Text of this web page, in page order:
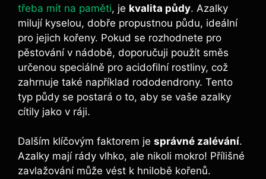
třeba mít na paměti, je kvalita ‌půdy. Azalky
milují kyselou, dobře propustnou půdu, ‌ideální
pro jejich kořeny. Pokud se rozhodnete pro
pěstování v nádobě,​ doporučuji použít směs
určenou ⁢speciálně pro acidofilní rostliny, což
zahrnuje také⁤ například rododendrony. ‍Tento
‍typ půdy⁢ se postará o to, aby se ⁢vaše azalky⁤
cítily jako v ​ráji.
Dalším klíčovým faktorem je správné zalévání.
Azalky mají rády vlhko, ale‌ nikoli mokro! Přílišné
zavlažování může vést k hnilobě kořenů.